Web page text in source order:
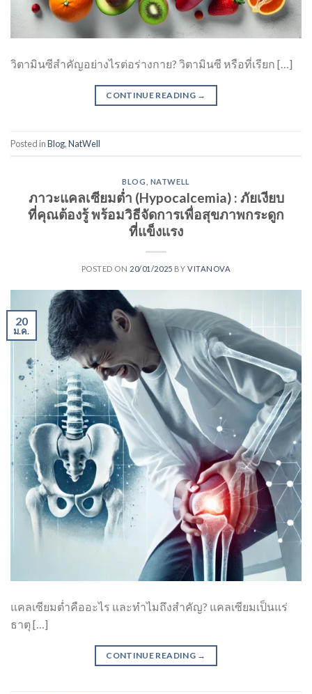
วิตามินซีสำคัญอย่างไรต่อร่างกาย? วิตามินซี หรือที่เรียก […]
CONTINUE READING →
Posted inBlog,NatWell
BLOG NATWELL
ภาวะแคลเซียมต่ำ (Hypocalcemia) : ภัยเงียบ
ที่คุณต้องรู้ พร้อมวิธีจัดการเพื่อสุขภาพกระดูก
ที่แข็งแรง
POSTED ON 20/01/2025 BY VITANOVA
20
ม.ค.
แคลเซียมต่ำคืออะไร และทำไมถึงสำคัญ? แคลเซียมเป็นแร่
ธาตุ […]
CONTINUE READING →